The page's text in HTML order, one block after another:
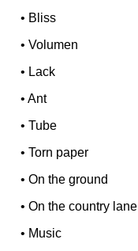
• Bliss
•Volumen
• Lack
•Ant
•Tube
•Torn paper
•On the ground
•On the country lane
• Music